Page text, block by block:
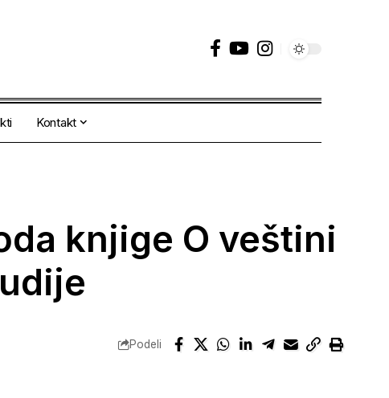
Kontakt
knjige O veštini
Podeli